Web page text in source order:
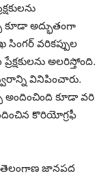
కూడా అద్భుతంగా
సింగర్ వరికప్పుల
అలరిస్తోంది.
వినిపించారు.
అందించింది కూడా వరి
కొరియోగ్రఫీ
తెలంగాణ జానపద